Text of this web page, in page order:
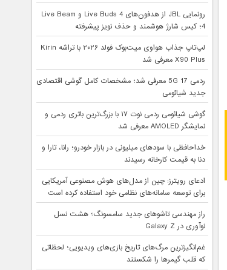
رونمایی JBL از هدفون‌های Live Buds 4 و Live Beam
4؛ کیس شارژ هوشمند و حذف نویز پیشرفته
لپ‌تاپ جذاب هواوی میت‌بوک فولد ۲۰۲۶ با تراشه Kirin
X90 Plus معرفی شد
ردمی 17 5G معرفی شد؛ مشخصات کامل گوشی اقتصادی
جدید شیائومی
گوشی شیائومی ردمی نوت ۱۷ با بزرگ‌ترین باتری ردمی و
نمایشگر AMOLED معرفی شد
خداحافظی با سودهای میلیونی در بازار خودرو؛ رانا، تارا و
دنا به قیمت کارخانه رسیدند
ادعای رویترز: چین از مدل‌های هوش مصنوعی آمریکایی
برای توسعه سامانه‌های نظامی خود استفاده کرده است
راز مهندسی تاشوهای جدید سامسونگ؛ هشت نسل
نوآوری در Galaxy Z
غم‌انگیزترین مرگ‌های تاریخ بازی‌های ویدیویی؛ لحظاتی
که قلب گیمرها را شکستند